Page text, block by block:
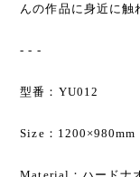
んの作品に身近に触
- - -
型番：YU012
Size：1200×980mm